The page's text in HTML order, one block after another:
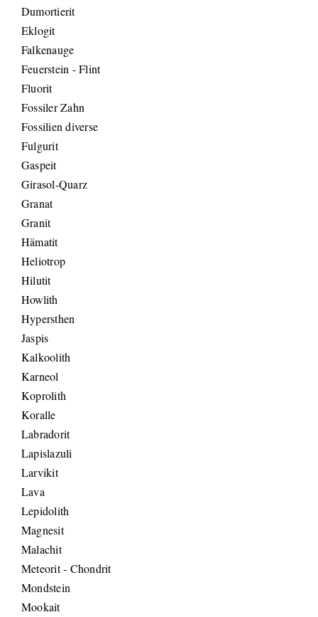
Dumortierit
Eklogit
Falkenauge
Feuerstein - Flint
Fluorit
Fossiler Zahn
Fossilien diverse
Fulgurit
Gaspeit
Girasol-Quarz
Granat
Granit
Hämatit
Heliotrop
Hilutit
Howlith
Hypersthen
Jaspis
Kalkoolith
Karneol
Koprolith
Koralle
Labradorit
Lapislazuli
Larvikit
Lava
Lepidolith
Magnesit
Malachit
Meteorit - Chondrit
Mondstein
Mookait